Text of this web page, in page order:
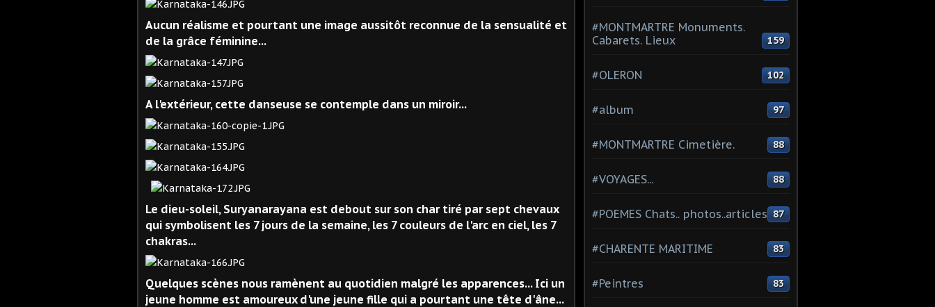
Aucun réalisme et pourtant une image aussitôt reconnue de la sensualité et
de la grâce féminine...
A l'extérieur, cette danseuse se contemple dans un miroir...
Le dieu-soleil, Suryanarayana est debout sur son char tiré par sept chevaux
qui symbolisent les 7 jours de la semaine, les 7 couleurs de l'arc en ciel, les 7
chakras...
Quelques scènes nous ramènent au quotidien malgré les apparences... Ici un
jeune homme est amoureux d'une jeune fille qui a pourtant une tête d'âne...
#MONTMARTRE Monuments.
Cabarets. Lieux
159
#OLERON 102
#album 97
#MONTMARTRE Cimetière. 88
#VOYAGES... 88
#POEMES Chats.. photos..articles 87
#CHARENTE MARITIME 83
#Peintres 83